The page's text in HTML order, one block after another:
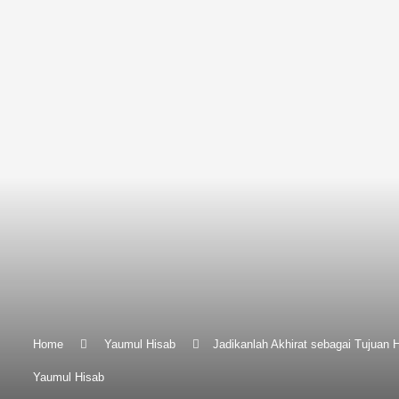
Home Yaumul Hisab Jadikanlah Akhirat sebagai Tujuan
Yaumul Hisab